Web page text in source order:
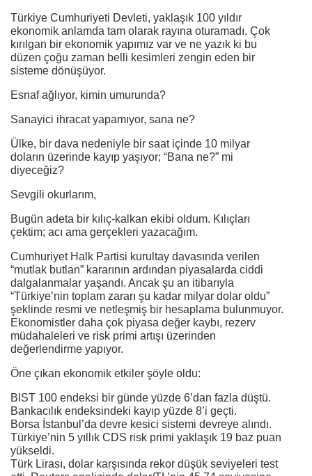
Türkiye Cumhuriyeti Devleti, yaklaşık 100 yıldır
ekonomik anlamda tam olarak rayına oturamadı. Çok
kırılgan bir ekonomik yapımız var ve ne yazık ki bu
düzen çoğu zaman belli kesimleri zengin eden bir
sisteme dönüşüyor.
Esnaf ağlıyor, kimin umurunda?
Sanayici ihracat yapamıyor, sana ne?
Ülke, bir dava nedeniyle bir saat içinde 10 milyar
doların üzerinde kayıp yaşıyor; “Bana ne?” mi
diyeceğiz?
Sevgili okurlarım,
Bugün adeta bir kılıç-kalkan ekibi oldum. Kılıçları
çektim; acı ama gerçekleri yazacağım.
Cumhuriyet Halk Partisi kurultay davasında verilen
“mutlak butlan” kararının ardından piyasalarda ciddi
dalgalanmalar yaşandı. Ancak şu an itibarıyla
“Türkiye’nin toplam zararı şu kadar milyar dolar oldu”
şeklinde resmi ve netleşmiş bir hesaplama bulunmuyor.
Ekonomistler daha çok piyasa değer kaybı, rezerv
müdahaleleri ve risk primi artışı üzerinden
değerlendirme yapıyor.
Öne çıkan ekonomik etkiler şöyle oldu:
BIST 100 endeksi bir günde yüzde 6’dan fazla düştü.
Bankacılık endeksindeki kayıp yüzde 8’i geçti.
Borsa İstanbul’da devre kesici sistemi devreye alındı.
Türkiye’nin 5 yıllık CDS risk primi yaklaşık 19 baz puan
yükseldi.
Türk Lirası, dolar karşısında rekor düşük seviyeleri test